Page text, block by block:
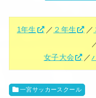
1年生 ／ ２年生 ／
女子大会
／
一宮サッカースクール